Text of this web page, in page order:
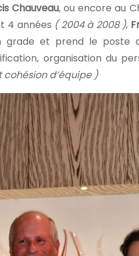
Chauveau, ou encore au
4 années ( 2004 à 2008 ),
et prend le poste
organisation du
d’équipe )